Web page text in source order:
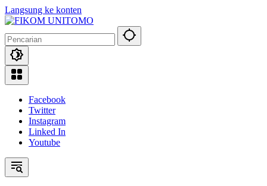
Langsung ke konten
Facebook
Twitter
Instagram
Linked In
Youtube